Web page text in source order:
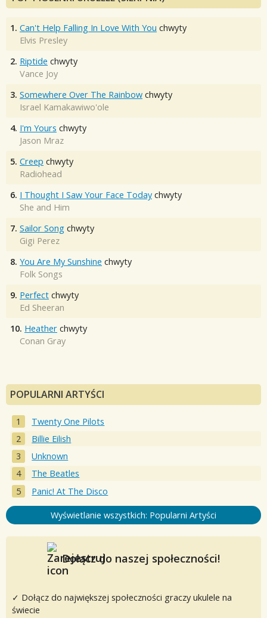
1. Can't Help Falling In Love With You chwyty
Elvis Presley
2. Riptide chwyty
Vance Joy
3. Somewhere Over The Rainbow chwyty
Israel Kamakawiwo'ole
4. I'm Yours chwyty
Jason Mraz
5. Creep chwyty
Radiohead
6. I Thought I Saw Your Face Today chwyty
She and Him
7. Sailor Song chwyty
Gigi Perez
8. You Are My Sunshine chwyty
Folk Songs
9. Perfect chwyty
Ed Sheeran
10. Heather chwyty
Conan Gray
POPULARNI ARTYŚCI
Twenty One Pilots
Billie Eilish
Unknown
The Beatles
Panic! At The Disco
Wyświetlanie wszystkich: Popularni Artyści
Dołącz do naszej społeczności!
✓ Dołącz do największej społeczności graczy ukulele na
świecie